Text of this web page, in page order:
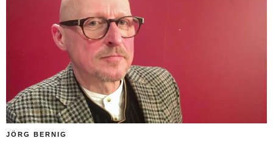
JÖRG BERNIG